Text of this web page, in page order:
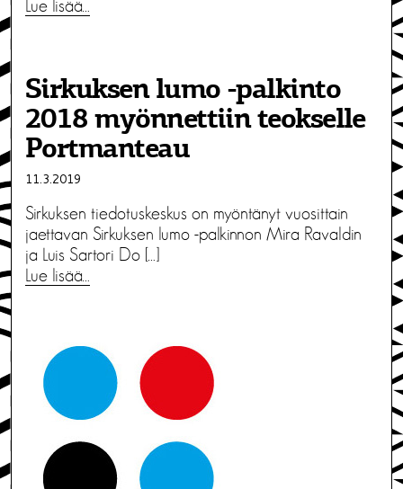
Lue lisää…
Sirkuksen lumo -palkinto
2018 myönnettiin teokselle
Portmanteau
11.3.2019
Sirkuksen tiedotuskeskus on myöntänyt vuosittain
jaettavan Sirkuksen lumo -palkinnon Mira Ravaldin
ja Luis Sartori Do […]
Lue lisää…